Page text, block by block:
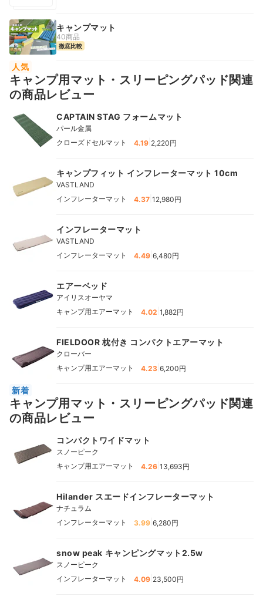
キャンプマット
40商品
徹底比較
人気
キャンプ用マット・スリーピングパッド関連
の商品レビュー
CAPTAIN STAG フォームマット
パール金属
クローズドセルマット
4.19 2,220円
キャンプフィット インフレーターマット 10cm
VASTLAND
インフレーターマット
4.37 12,980円
インフレーターマット
VASTLAND
インフレーターマット
4.49 6,480円
エアーベッド
アイリスオーヤマ
キャンプ用エアーマット
4.02 1,882円
FIELDOOR 枕付き コンパクトエアーマット
クローバー
キャンプ用エアーマット
4.23 6,200円
新着
キャンプ用マット・スリーピングパッド関連
の商品レビュー
コンパクトワイドマット
スノーピーク
キャンプ用エアーマット
4.26 13,693円
Hilander スエードインフレーターマット
ナチュラム
インフレーターマット
3.99 6,280円
snow peak キャンピングマット2.5w
スノーピーク
インフレーターマット
4.09 23,500円